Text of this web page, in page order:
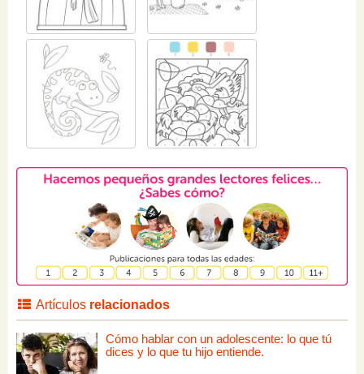
Artículos relacionados
Cómo hablar con un adolescente: lo que tú
dices y lo que tu hijo entiende.